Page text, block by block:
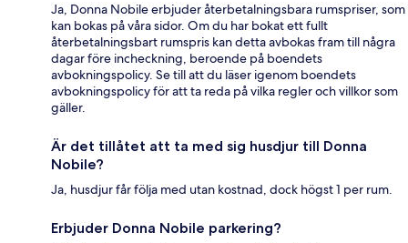
Ja, Donna Nobile erbjuder återbetalningsbara rumspriser, som
kan bokas på våra sidor. Om du har bokat ett fullt
återbetalningsbart rumspris kan detta avbokas fram till några
dagar före incheckning, beroende på boendets
avbokningspolicy. Se till att du läser igenom boendets
avbokningspolicy för att ta reda på vilka regler och villkor som
gäller.
Är det tillåtet att ta med sig husdjur till Donna
Nobile?
Ja, husdjur får följa med utan kostnad, dock högst 1 per rum.
Erbjuder Donna Nobile parkering?